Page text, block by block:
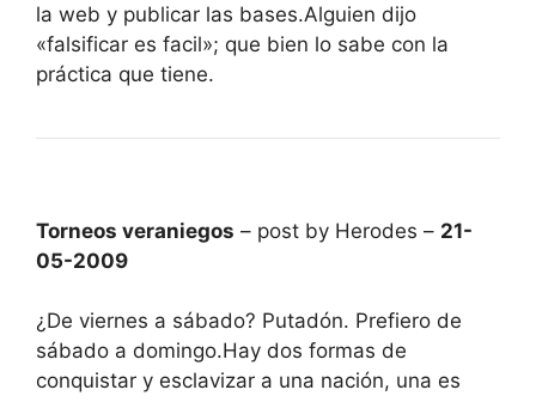
la web y publicar las bases.Alguien dijo
«falsificar es facil»; que bien lo sabe con la
práctica que tiene.
Torneos veraniegos – post by Herodes – 21-
05-2009
¿De viernes a sábado? Putadón. Prefiero de
sábado a domingo.Hay dos formas de
conquistar y esclavizar a una nación, una es